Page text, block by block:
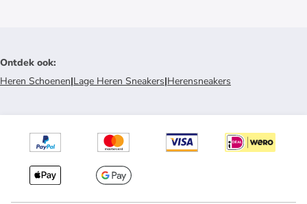
Ontdek ook:
Heren Schoenen|Lage Heren Sneakers|Herensneakers